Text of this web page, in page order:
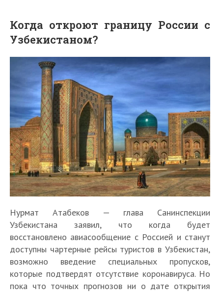
Когда откроют границу России с
Узбекистаном?
Нурмат Атабеков — глава Санинспекции
Узбекистана заявил, что когда будет
восстановлено авиасообщение с Россией и станут
доступны чартерные рейсы туристов в Узбекистан,
возможно введение специальных пропусков,
которые подтвердят отсутствие коронавируса. Но
пока что точных прогнозов ни о дате открытия